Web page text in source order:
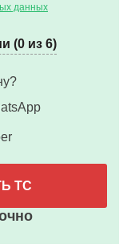
данных
(0 из 6)
ТС